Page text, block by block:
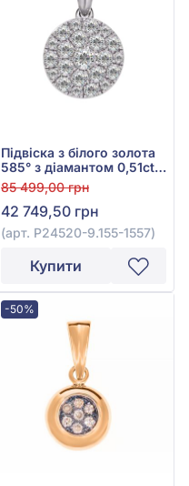
Підвіска з білого золота
585° з діамантом 0,51ct,
арт. P24520-9.155-1557
85 499,00 грн
42 749,50 грн
(арт. P24520-9.155-1557)
Купити
-50%